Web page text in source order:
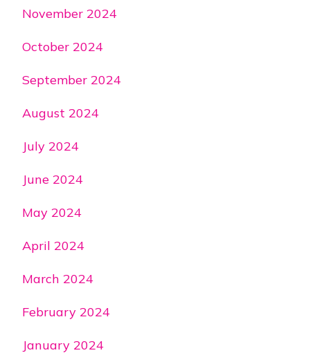
November 2024
October 2024
September 2024
August 2024
July 2024
June 2024
May 2024
April 2024
March 2024
February 2024
January 2024